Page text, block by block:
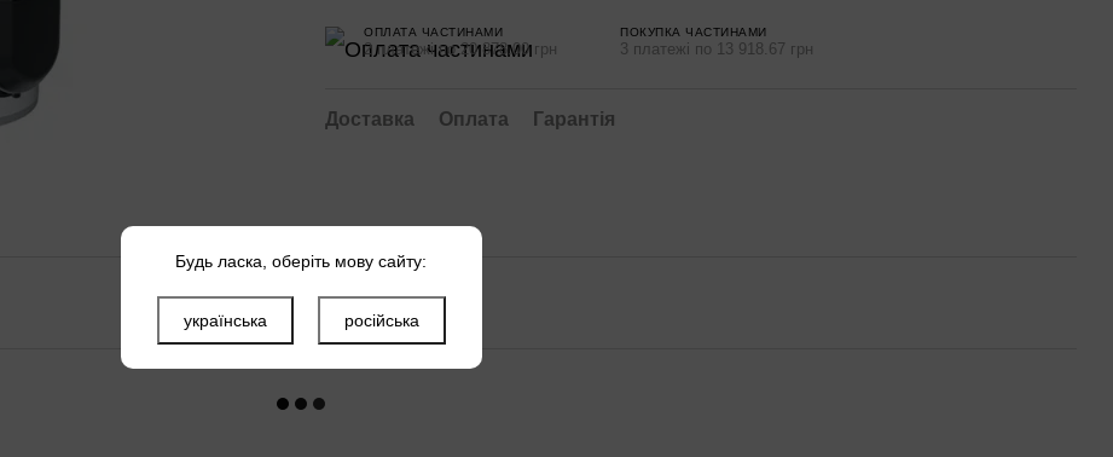
ОПЛАТА ЧАСТИНАМИ
2 платежі по 20 878.00 грн
ПОКУПКА ЧАСТИНАМИ
3 платежі по 13 918.67 грн
Доставка Оплата Гарантія
Будь ласка, оберіть мову сайту:
українська російська